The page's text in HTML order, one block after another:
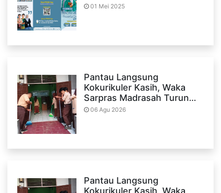
01 Mei 2025
Pantau Langsung
Kokurikuler Kasih, Waka
Sarpras Madrasah Turun…
06 Agu 2026
Pantau Langsung
Kokurikuler Kasih, Waka